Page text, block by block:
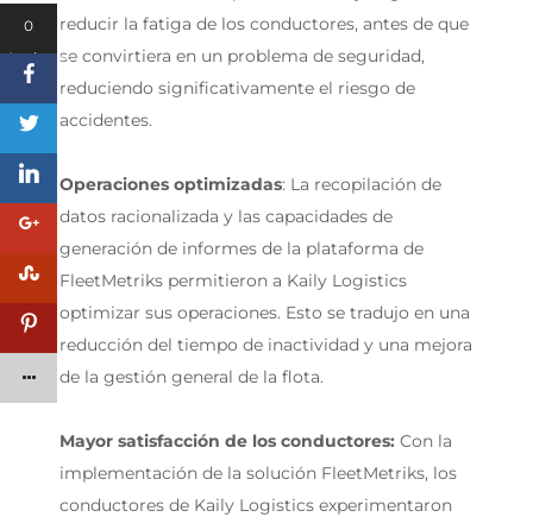
reducir la fatiga de los conductores, antes de que
se convirtiera en un problema de seguridad,
reduciendo significativamente el riesgo de
accidentes.
Operaciones optimizadas: La recopilación de
datos racionalizada y las capacidades de
generación de informes de la plataforma de
FleetMetriks permitieron a Kaily Logistics
optimizar sus operaciones. Esto se tradujo en una
reducción del tiempo de inactividad y una mejora
de la gestión general de la flota.
Mayor satisfacción de los conductores: Con la
implementación de la solución FleetMetriks, los
conductores de Kaily Logistics experimentaron
0
Acciones